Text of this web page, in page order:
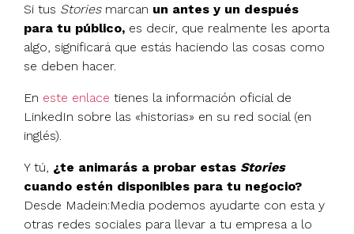
Si tus Storiesmarcan un antes y un después
para tu público, es decir, que realmente les aporta
algo, significará que estás haciendo las cosas como
se deben hacer.
En este enlace tienes la información oficial de
LinkedIn sobre las «historias» en su red social (en
inglés).
Y tú, ¿te animarás a probar estas Stories
cuando estén disponibles para tu negocio?
Desde Madein:Media podemos ayudarte con esta y
otras redes sociales para llevar a tu empresa a lo